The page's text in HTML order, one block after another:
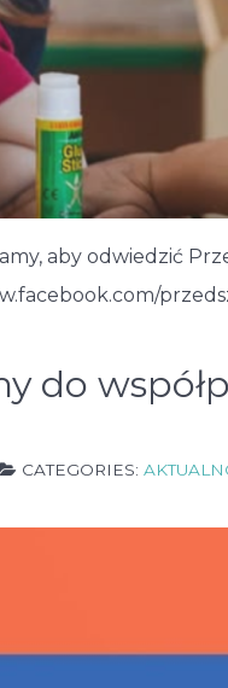
aby odwiedzić
do
CATEGORIES: